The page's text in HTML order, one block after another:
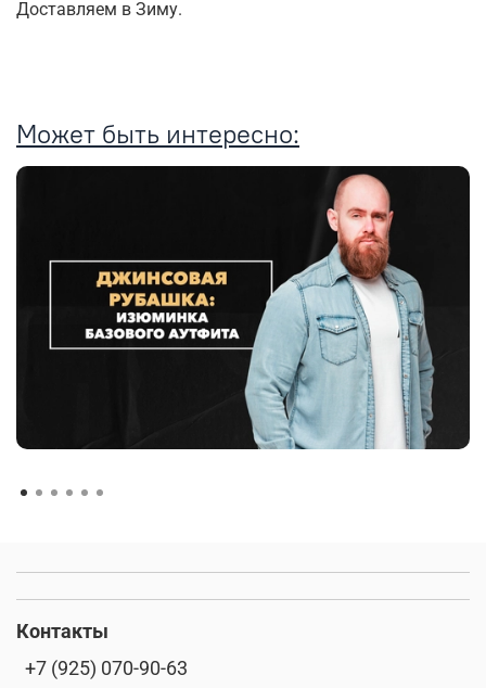
Доставляем в Зиму.
Может быть интересно:
Контакты
+7 (925) 070-90-63